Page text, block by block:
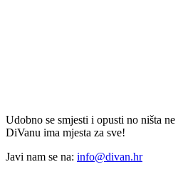
Udobno se smjesti i opusti no ništa
DiVanu ima mjesta za sve!
Javi nam se na: info@divan.hr